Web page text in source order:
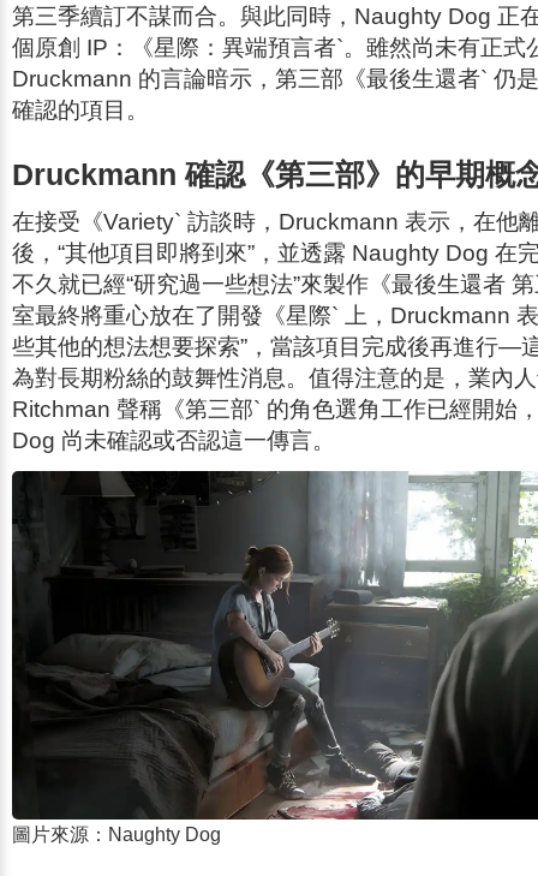
第三季續訂不謀而合。與此同時，Naughty Dog 正
個原創 IP：《星際：異端預言者`。雖然尚未有正式
Druckmann 的言論暗示，第三部《最後生還者` 仍
確認的項目。
Druckmann 確認《第三部》的早期概
在接受《Variety` 訪談時，Druckmann 表示，在他
後，“其他項目即將到來”，並透露 Naughty Dog 在
不久就已經“研究過一些想法”來製作《最後生還者
室最終將重心放在了開發《星際` 上，Druckmann
些其他的想法想要探索”，當該項目完成後再進行—
為對長期粉絲的鼓舞性消息。值得注意的是，業內
Ritchman 聲稱《第三部` 的角色選角工作已經開始
Dog 尚未確認或否認這一傳言。
圖片來源：Naughty Dog